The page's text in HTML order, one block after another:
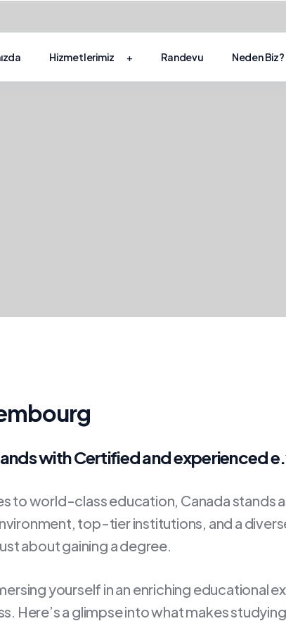
Hizmetlerimiz Randevu Neden Biz?
with Certified and experienced
to world-class education, Canada stands
top-tier institutions, and a
about gaining a degree.
yourself in an enriching educational
Here’s a glimpse into what makes studying